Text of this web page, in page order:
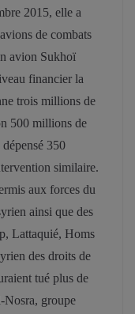
2015, elle a
de combats
avion Sukhoï
financier la
trois millions de
500 millions de
350
similaire.
aux forces du
ainsi que des
Lattaquié, Homs
des droits de
tué plus de
Nosra, groupe